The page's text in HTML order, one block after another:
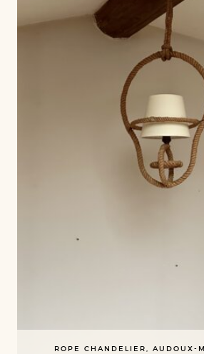
ROPE CHANDELIER, AUDOUX-